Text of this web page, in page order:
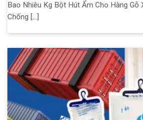
Bao Nhiêu Kg Bột Hút Ẩm Cho Hàng Gỗ
Chống [...]